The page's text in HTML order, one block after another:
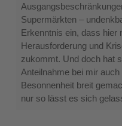
Supermärkten –
Erkenntnis ein, dass hier
Herausforderung und
zukommt. Und doch hat
Anteilnahme bei mir
Besonnenheit breit
nur so lässt es sich